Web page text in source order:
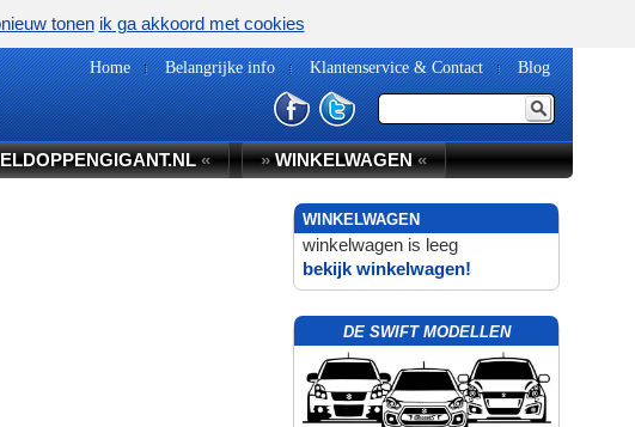
Home Belangrijke info Klantenservice & Contact Blog
« »WINKELWAGEN«
WINKELWAGEN
winkelwagen is leeg
bekijk winkelwagen!
DE SWIFT MODELLEN
tonen ik ga akkoord met cookies